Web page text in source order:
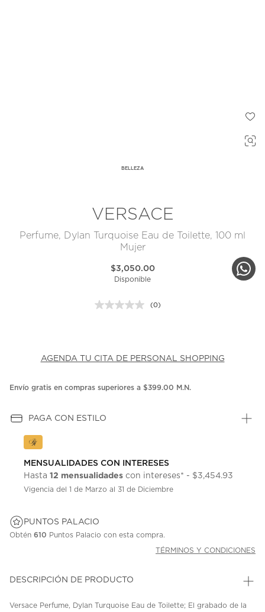
BELLEZA
VERSACE
Perfume, Dylan Turquoise Eau de Toilette, 100 ml
Mujer
$3,050.00
Disponible
Sin
misma
(0)
AGENDA TU CITA DE PERSONAL SHOPPING
Envío gratis en compras superiores a $399.00 M.N.
PAGA CON ESTILO
MENSUALIDADES CON INTERESES
Hasta 12 mensualidades con intereses* - $3,454.93
Vigencia del 1 de Marzo al 31 de Diciembre
PUNTOS PALACIO
Obtén 610 Puntos Palacio con esta compra.
TÉRMINOS Y CONDICIONES
DESCRIPCIÓN DE PRODUCTO
Versace Perfume, Dylan Turquoise Eau de Toilette; El grabado de la